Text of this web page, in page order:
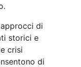
di
storici e
crisi
di